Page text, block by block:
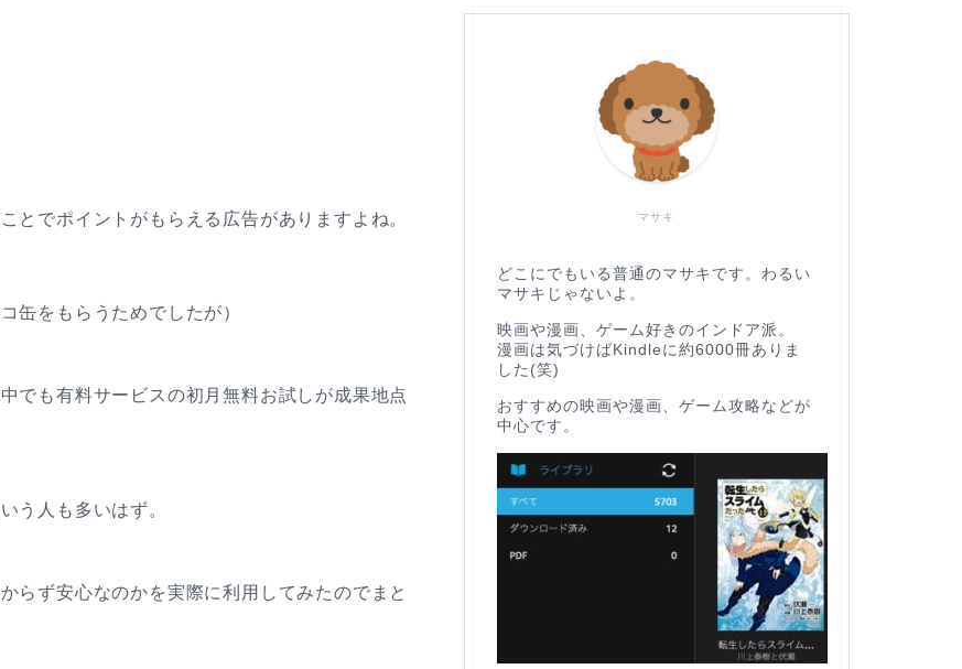
とでポイントがもらえる広告がありますよね。
缶をもらうためでしたが）
でも有料サービスの初月無料お試しが成果地点
う人も多いはず。
らず安心なのかを実際に利用してみたのでまと
マサキ
どこにでもいる普通のマサキです。わるい
マサキじゃないよ。
映画や漫画、ゲーム好きのインドア派。
漫画は気づけばKindleに約6000冊ありま
した(笑)
おすすめの映画や漫画、ゲーム攻略などが
中心です。